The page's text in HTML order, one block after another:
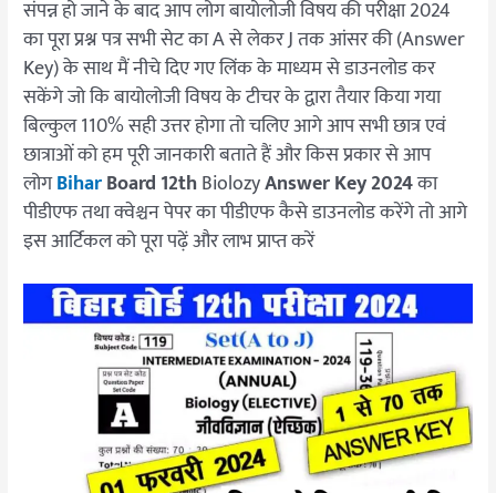
संपन्न हो जाने के बाद आप लोग बायोलोजी विषय की परीक्षा 2024
का पूरा प्रश्न पत्र सभी सेट का A से लेकर J तक आंसर की (Answer
Key) के साथ मैं नीचे दिए गए लिंक के माध्यम से डाउनलोड कर
सकेंगे जो कि बायोलोजी विषय के टीचर के द्वारा तैयार किया गया
बिल्कुल 110% सही उत्तर होगा तो चलिए आगे आप सभी छात्र एवं
छात्राओं को हम पूरी जानकारी बताते हैं और किस प्रकार से आप
लोगBiharBoard 12thBiolozyAnswer Key 2024का
पीडीएफ तथा क्वेश्चन पेपर का पीडीएफ कैसे डाउनलोड करेंगे तो आगे
इस आर्टिकल को पूरा पढ़ें और लाभ प्राप्त करें